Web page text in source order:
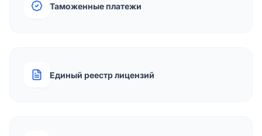
Таможенные платежи
Единый реестр лицензий